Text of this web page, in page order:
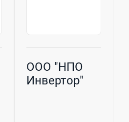
ООО "НПО
Инвертор"